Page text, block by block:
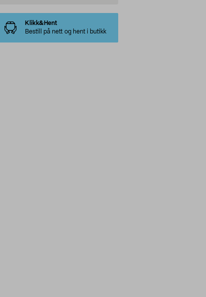
Klikk&Hent
Bestill på nett og hent i butikk